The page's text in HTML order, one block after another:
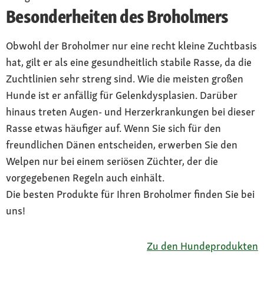
Besonderheiten des Broholmers
Obwohl der Broholmer nur eine recht kleine Zuchtbasis
hat, gilt er als eine gesundheitlich stabile Rasse, da die
Zuchtlinien sehr streng sind. Wie die meisten großen
Hunde ist er anfällig für Gelenkdysplasien. Darüber
hinaus treten Augen- und Herzerkrankungen bei dieser
Rasse etwas häufiger auf. Wenn Sie sich für den
freundlichen Dänen entscheiden, erwerben Sie den
Welpen nur bei einem seriösen Züchter, der die
vorgegebenen Regeln auch einhält.
Die besten Produkte für Ihren Broholmer finden Sie bei
uns!
Zu den Hundeprodukten